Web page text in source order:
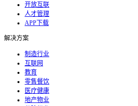
开放互联
人才管理
APP下载
解决方案
制造行业
互联网
教育
零售餐饮
医疗健康
地产物业